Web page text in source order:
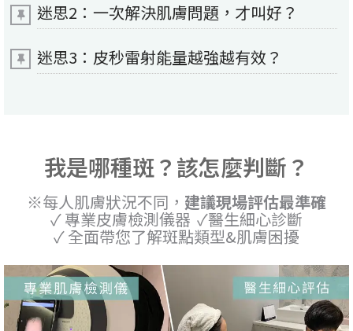
迷思2：一次解決肌膚問題，才叫好？
迷思3：皮秒雷射能量越強越有效？
我是哪種斑？該怎麼判斷？
※每人肌膚狀況不同， 建議現場評估最準確
✓ 專業皮膚檢測儀器 ✓醫生細心診斷
✓ 全面帶您了解斑點類型&肌膚困擾